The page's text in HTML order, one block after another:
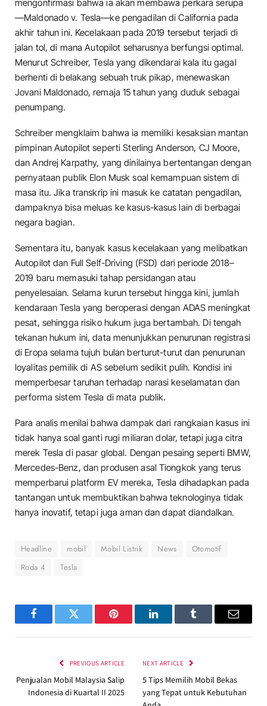
mengonfirmasi bahwa ia akan membawa perkara serupa
—Maldonado v. Tesla—ke pengadilan di California pada
akhir tahun ini. Kecelakaan pada 2019 tersebut terjadi di
jalan tol, di mana Autopilot seharusnya berfungsi optimal.
Menurut Schreiber, Tesla yang dikendarai kala itu gagal
berhenti di belakang sebuah truk pikap, menewaskan
Jovani Maldonado, remaja 15 tahun yang duduk sebagai
penumpang.
Schreiber mengklaim bahwa ia memiliki kesaksian mantan
pimpinan Autopilot seperti Sterling Anderson, CJ Moore,
dan Andrej Karpathy, yang dinilainya bertentangan dengan
pernyataan publik Elon Musk soal kemampuan sistem di
masa itu. Jika transkrip ini masuk ke catatan pengadilan,
dampaknya bisa meluas ke kasus-kasus lain di berbagai
negara bagian.
Sementara itu, banyak kasus kecelakaan yang melibatkan
Autopilot dan Full Self-Driving (FSD) dari periode 2018–
2019 baru memasuki tahap persidangan atau
penyelesaian. Selama kurun tersebut hingga kini, jumlah
kendaraan Tesla yang beroperasi dengan ADAS meningkat
pesat, sehingga risiko hukum juga bertambah. Di tengah
tekanan hukum ini, data menunjukkan penurunan registrasi
di Eropa selama tujuh bulan berturut-turut dan penurunan
loyalitas pemilik di AS sebelum sedikit pulih. Kondisi ini
memperbesar taruhan terhadap narasi keselamatan dan
performa sistem Tesla di mata publik.
Para analis menilai bahwa dampak dari rangkaian kasus ini
tidak hanya soal ganti rugi miliaran dolar, tetapi juga citra
merek Tesla di pasar global. Dengan pesaing seperti BMW,
Mercedes-Benz, dan produsen asal Tiongkok yang terus
memperbarui platform EV mereka, Tesla dihadapkan pada
tantangan untuk membuktikan bahwa teknologinya tidak
hanya inovatif, tetapi juga aman dan dapat diandalkan.
Headline mobil Mobil Listrik News
Otomotif
Roda 4
Tesla
FacebookTwitter Pinterest LinkedInTumblr Email
PREVIOUS ARTICLE
Penjualan Mobil Malaysia Salip
Indonesia di Kuartal II 2025
NEXT ARTICLE
5 Tips Memilih Mobil Bekas
yang Tepat untuk Kebutuhan